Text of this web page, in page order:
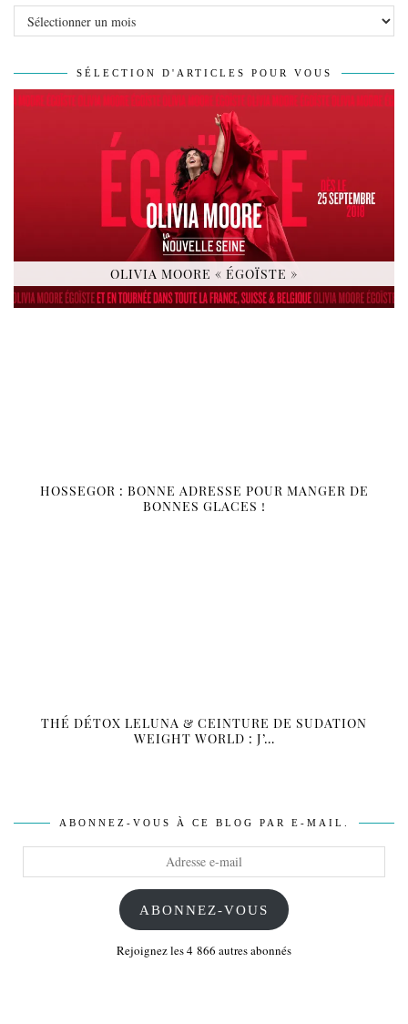
SÉLECTION D'ARTICLES POUR VOUS
OLIVIA MOORE « ÉGOÏSTE »
HOSSEGOR : BONNE ADRESSE POUR MANGER DE
BONNES GLACES !
THÉ DÉTOX LELUNA & CEINTURE DE SUDATION
WEIGHT WORLD : J’…
ABONNEZ-VOUS À CE BLOG PAR E-MAIL.
ABONNEZ-VOUS
Rejoignez les 4 866 autres abonnés